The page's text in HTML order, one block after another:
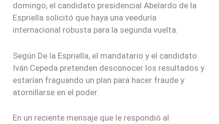
domingo, el candidato presidencial Abelardo de la
Espriella solicitó que haya una veeduría
internacional robusta para la segunda vuelta.
Según De la Espriella, el mandatario y el candidato
Iván Cepeda pretenden desconocer los resultados y
estarían fraguando un plan para hacer fraude y
atornillarse en el poder.
En un reciente mensaje que le respondió al